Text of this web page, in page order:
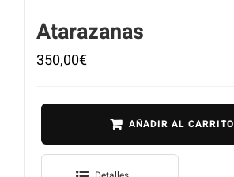
Atarazanas
350,00€
AÑADIR AL CARRITO